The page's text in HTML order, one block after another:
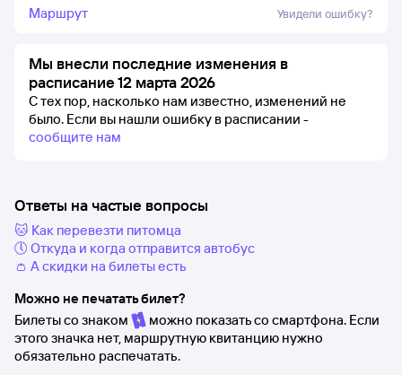
Маршрут Увидели ошибку?
Мы внесли последние изменения в
расписание 12 марта 2026
С тех пор, насколько нам известно, изменений не
было. Если вы нашли ошибку в расписании -
сообщите нам
Ответы на частые вопросы
🐱 Как перевезти питомца
🕔 Откуда и когда отправится автобус
👛 А скидки на билеты есть
Можно не печатать билет?
Билеты со знаком
можно показать со смартфона. Если
этого значка нет, маршрутную квитанцию нужно
обязательно распечатать.